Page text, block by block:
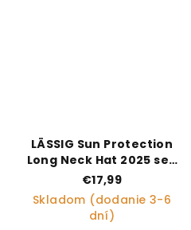
LÄSSIG Sun Protection
Long Neck Hat 2025 sea
salt 19-36 mo.
€17,99
Skladom (dodanie 3-6
dní)